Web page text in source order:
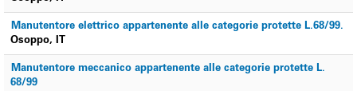
Manutentore elettrico appartenente alle categorie protette L.68/99.
Osoppo, IT
Manutentore meccanico appartenente alle categorie protette L.
68/99